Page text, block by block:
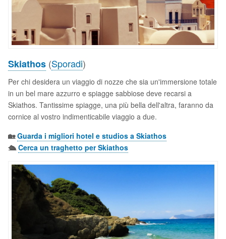
Skiathos (Sporadi)
Per chi desidera un viaggio di nozze che sia un'immersione totale
in un bel mare azzurro e spiagge sabbiose deve recarsi a
Skiathos. Tantissime spiagge, una più bella dell'altra, faranno da
cornice al vostro indimenticabile viaggio a due.
🏡Guarda i migliori hotel e studios a Skiathos
🛳️ Cerca un traghetto per Skiathos